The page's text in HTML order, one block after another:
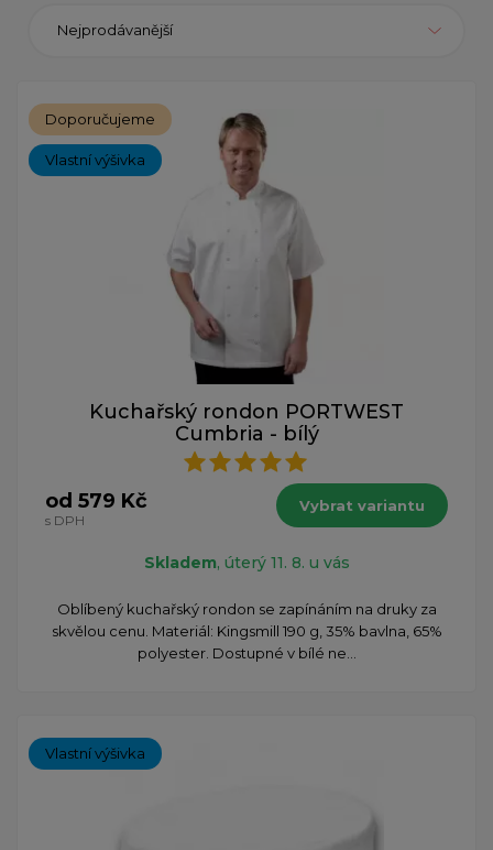
Nejprodávanější
Doporučujeme
Vlastní výšivka
Kuchařský rondon PORTWEST
Cumbria - bílý
od 579 Kč
s DPH
Vybrat variantu
Skladem, úterý 11. 8. u vás
Oblíbený kuchařský rondon se zapínáním na druky za
skvělou cenu. Materiál: Kingsmill 190 g, 35% bavlna, 65%
polyester. Dostupné v bílé ne...
Vlastní výšivka